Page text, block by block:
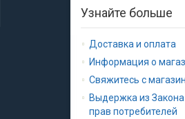
Узнайте больше
Доставка и оплата
Информация о
Свяжитесь с
Выдержка из
прав потребителей